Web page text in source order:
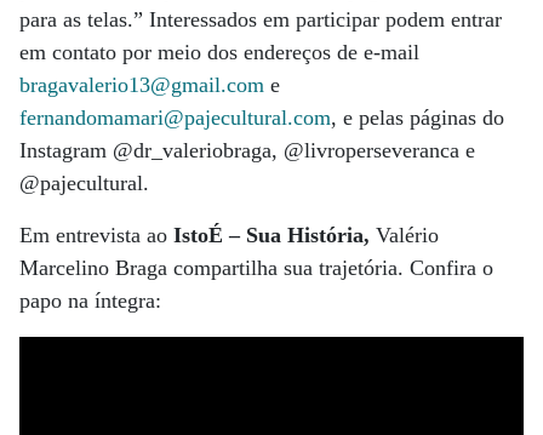
para as telas.” Interessados em participar podem entrar
em contato por meio dos endereços de e-mail
bragavalerio13@gmail.com e
fernandomamari@pajecultural.com, e pelas páginas do
Instagram @dr_valeriobraga, @livroperseveranca e
@pajecultural.
Em entrevista ao IstoÉ – Sua História, Valério
Marcelino Braga compartilha sua trajetória. Confira o
papo na íntegra: